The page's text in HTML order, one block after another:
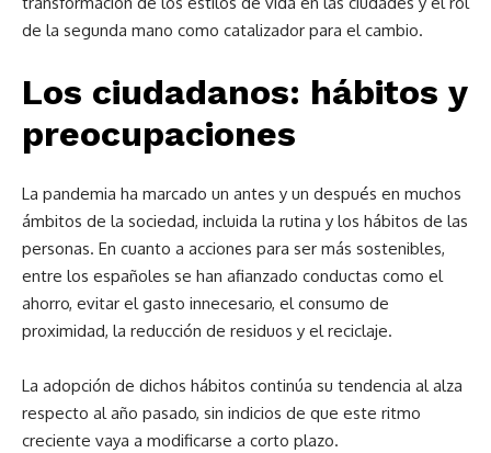
de la segunda mano como catalizador para el cambio.
Los ciudadanos: hábitos y
preocupaciones
La pandemia ha marcado un antes y un después en muchos
ámbitos de la sociedad, incluida la rutina y los hábitos de las
personas. En cuanto a acciones para ser más sostenibles,
entre los españoles se han afianzado conductas como el
ahorro, evitar el gasto innecesario, el consumo de
proximidad, la reducción de residuos y el reciclaje.
La adopción de dichos hábitos continúa su tendencia al alza
respecto al año pasado, sin indicios de que este ritmo
creciente vaya a modificarse a corto plazo.